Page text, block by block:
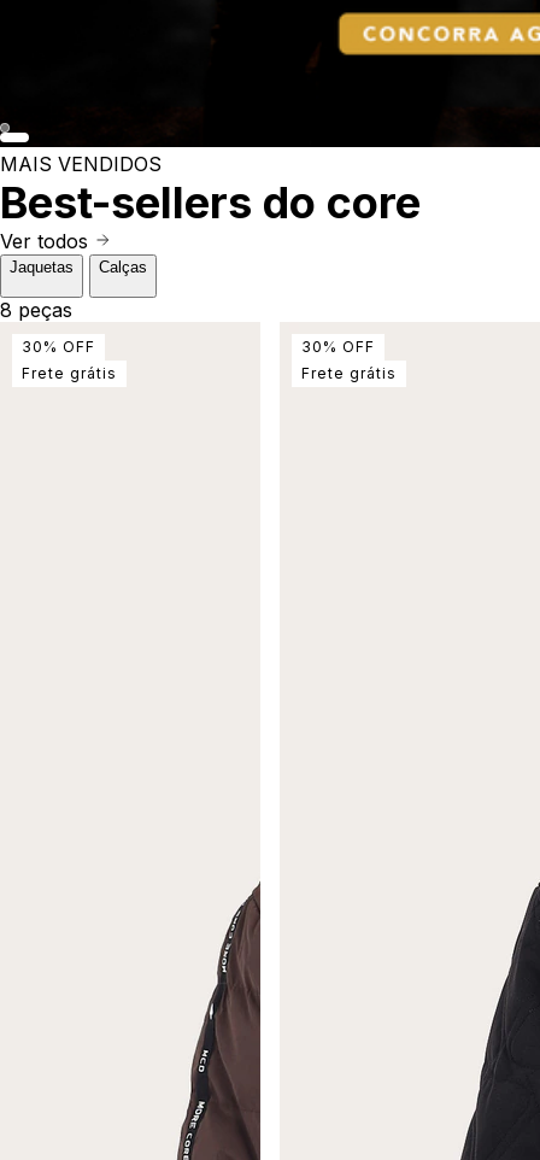
MAIS VENDIDOS
Best-sellers do core
Ver todos
Jaquetas Calças
8 peças
30 % OFF
Frete grátis
30 % OFF
Frete grátis